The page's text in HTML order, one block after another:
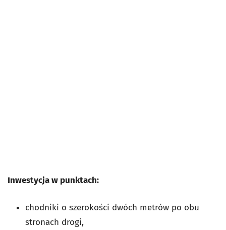
Inwestycja w punktach:
chodniki o szerokości dwóch metrów po obu
stronach drogi,